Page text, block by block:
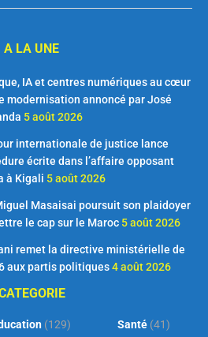
A LA UNE
IA et centres numériques au cœur
modernisation annoncé par José
5 août 2026
internationale de justice lance
écrite dans l’affaire opposant
à Kigali 5 août 2026
Masaisai poursuit son plaidoyer
le cap sur le Maroc 5 août 2026
remet la directive ministérielle de
aux partis politiques 4 août 2026
(129)
Santé (41)